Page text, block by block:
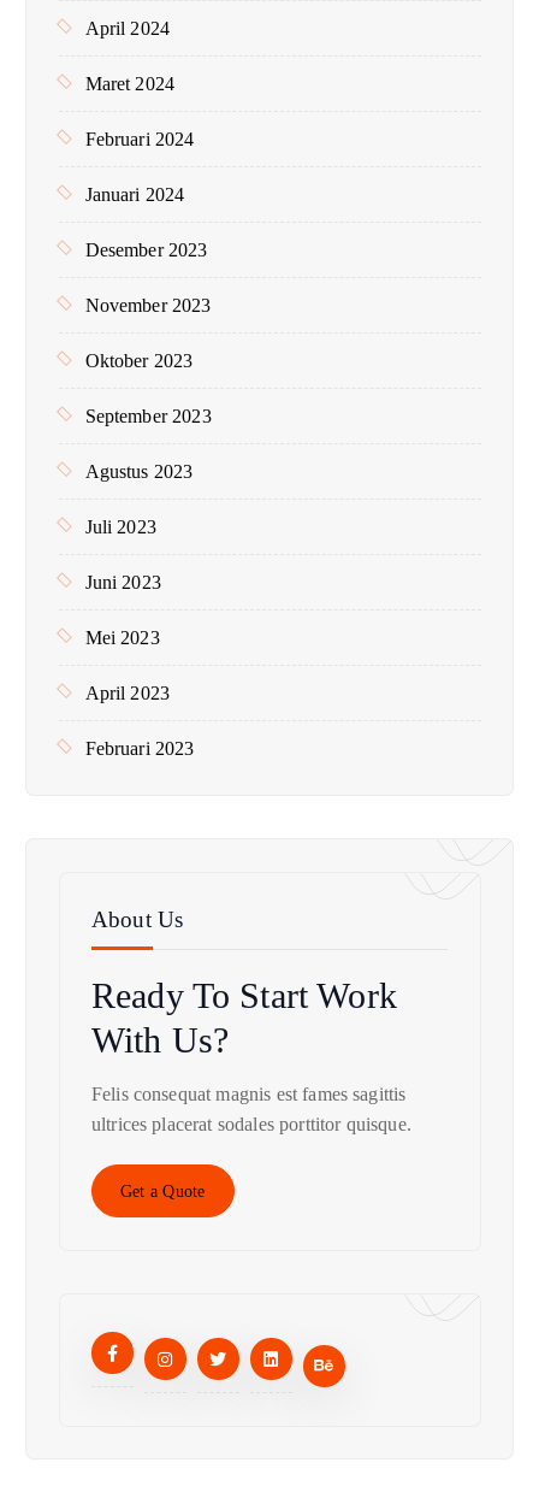
April 2024
Maret 2024
Februari 2024
Januari 2024
Desember 2023
November 2023
Oktober 2023
September 2023
Agustus 2023
Juli 2023
Juni 2023
Mei 2023
April 2023
Februari 2023
About Us
Ready To StartWork
With Us?
Felis consequat magnis est fames sagittis
ultrices placerat sodales porttitor quisque.
Get a Quote